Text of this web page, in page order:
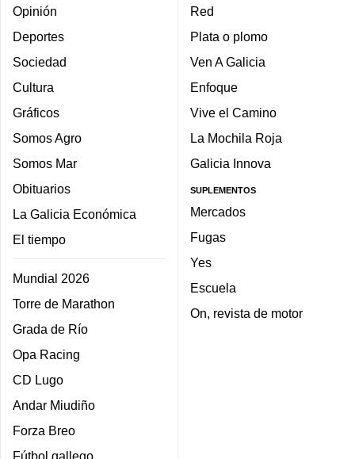
Opinión
Deportes
Sociedad
Cultura
Gráficos
Somos Agro
Somos Mar
Obituarios
La Galicia Económica
El tiempo
Mundial 2026
Torre de Marathon
Grada de Río
Opa Racing
CD Lugo
Andar Miudiño
Forza Breo
Fútbol gallego
Red
Plata o plomo
Ven A Galicia
Enfoque
Vive el Camino
La Mochila Roja
Galicia Innova
SUPLEMENTOS
Mercados
Fugas
Yes
Escuela
On, revista de motor